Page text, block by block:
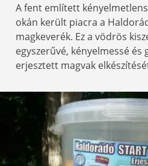
A fent említett
okán került piacra a
magkeverék. Ez a vödrös
egyszerűvé, kényelmessé és
erjesztett magvak